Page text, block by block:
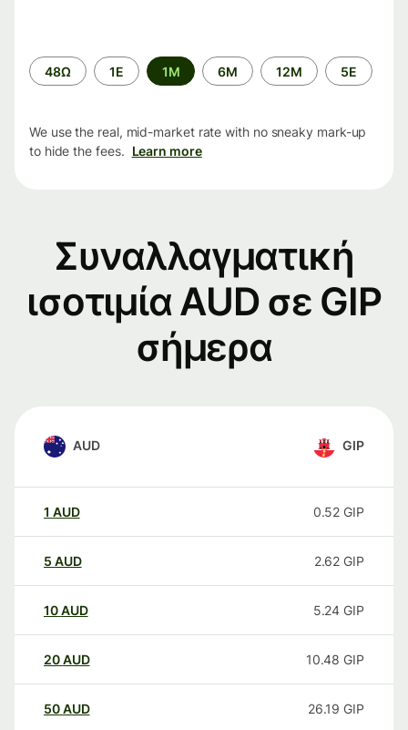
Time
period
48Ω 1Ε 1M 6M 12M 5Ε
We use the real, mid-market rate with no sneaky mark-up
to hide the fees. Learn more
Συναλλαγματική
ισοτιμία AUD σε GIP
σήμερα
AUD GIP
1 AUD 0.52 GIP
5 AUD 2.62 GIP
10AUD 5.24 GIP
20AUD 10.48 GIP
50AUD 26.19 GIP